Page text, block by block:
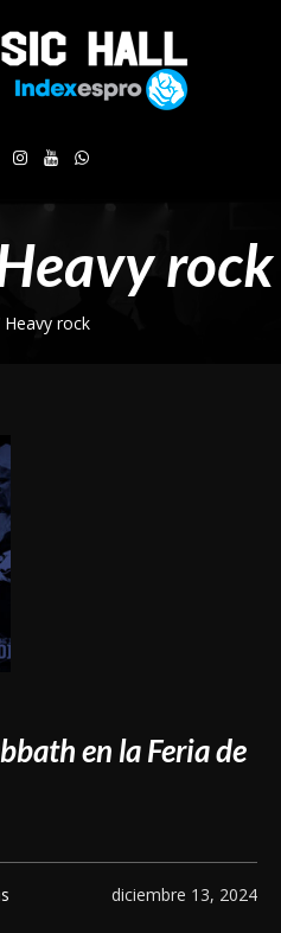
rock
Heavy rock
en la Feria de
diciembre 13, 2024